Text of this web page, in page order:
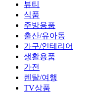
뷰티
식품
주방용품
출산/유아동
가구/인테리어
생활용품
가전
렌탈/여행
TV상품